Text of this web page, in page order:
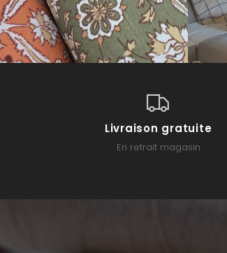
Livraison gratuite
En retrait magasin